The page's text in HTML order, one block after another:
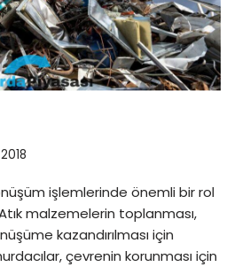
işlemlerinde önemli bir rol
malzemelerin toplanması,
kazandırılması için
çevrenin korunması için